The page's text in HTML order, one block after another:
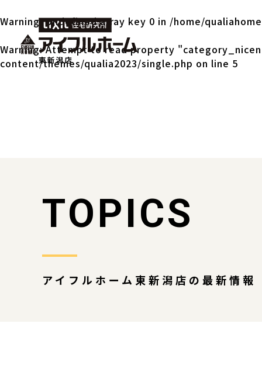
Warning: Undefined array key 0 in /home/
Warning: Attempt to read property
content/themes/qualia2023/single.php on line 5
TOPICS
アイフルホーム東新潟店の最新情報